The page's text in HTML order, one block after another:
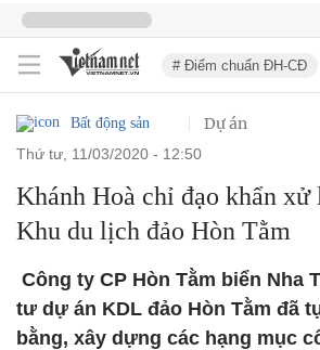
# Điểm chuẩn ĐH-CĐ
Bất động sản Dự án
thứ tư, 11/03/2020 - 12:50
Khánh Hoà chỉ đạo khẩn
Khu du lịch đảo Hòn Tằm
Công ty CP Hòn Tằm biển Nha
tư dự án KDL đảo Hòn Tằm đã
bằng, xây dựng các hạng mục